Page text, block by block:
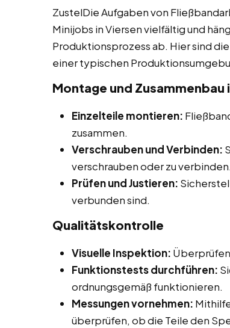
ZustelDie Aufgaben von
Minijobs in Viersen vielfältig und
Produktionsprozess ab. Hier sind
einer typischen
Montage und Zusammenbau
Einzelteile montieren:
zusammen.
Verschrauben und Verbinden:
verschrauben oder zu verbinden.
Prüfen und Justieren:
verbunden sind.
Qualitätskontrolle
Visuelle Inspektion:
Funktionstests durchführen:
ordnungsgemäß funktionieren.
Messungen vornehmen:
überprüfen, ob die Teile den